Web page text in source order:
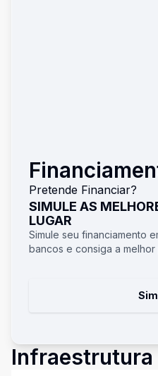
Pretende Financiar?
SIMULE AS
LUGAR
Simule seu financiamento
bancos e consiga a melhor
Infraestrutura